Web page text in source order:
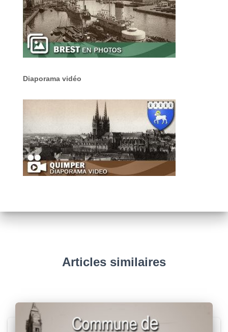
Diaporama vidéo
Articles similaires